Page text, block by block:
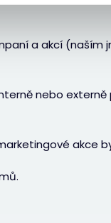
a akcí
nebo
akce